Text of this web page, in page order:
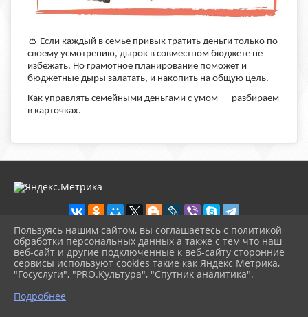
👛 Если каждый в семье привык тратить деньги только по
своему усмотрению, дырок в совместном бюджете не
избежать. Но грамотное планирование поможет и
бюджетные дыры залатать, и накопить на общую цель.
Как управлять семейными деньгами с умом — разбираем
в карточках.
2026 г. novosb.sherbok.ru
Вход
Карта сайта
Политика обработки персональных данных
Пользуясь нашим сайтом, вы соглашаетесь с политикой
обработки персональных данных а также с тем что наш
веб-сайт и другие подключенные к веб-сайту сторонние
сервисы используют cookies такие как Яндекс Метрика,
"Госуслуги", "PRO.Культура", "Спутник аналитика".
Подробнее